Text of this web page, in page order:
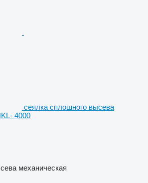
сеялка сплошного высева
4000
механическая